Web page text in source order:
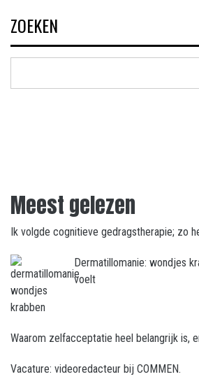
ZOEKEN
Meest gelezen
Ik volgde cognitieve gedragstherapie; zo
Dermatillomanie: wondjes
voelt
Waarom zelfacceptatie heel belangrijk is,
Vacature: videoredacteur bij COMMEN.